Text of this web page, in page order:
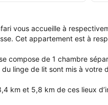
vous accueille à
Cet appartement est à
compose de 1 chambre
linge de lit sont mis à votre
km et 5,8 km de ces lieux